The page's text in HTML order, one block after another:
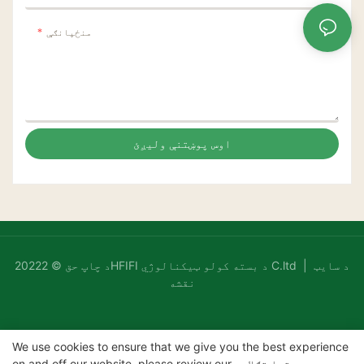
منځپانګې
اوس پوښتنې ولیږئ
د چاپ حق © 20222HFIFI د بسته کولو ټیکنالوژي C.ltd |
نقشه
We use cookies to ensure that we give you the best experience